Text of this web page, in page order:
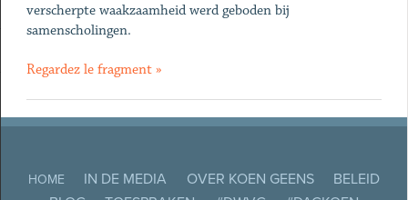
verscherpte waakzaamheid werd geboden bij
samenscholingen.
Regardez le fragment »
HOME IN DE MEDIA OVER KOEN GEENS
BELEID